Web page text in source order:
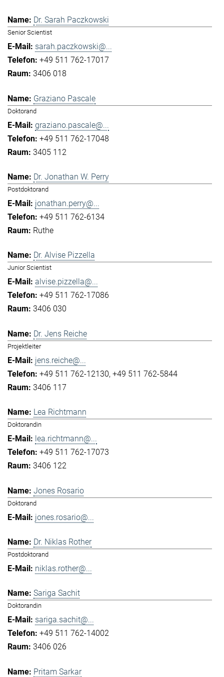
Dr. Sarah Paczkowski
Senior Scientist
sarah.paczkowski@...
+49 511 762-17017
3406 018
Graziano Pascale
Doktorand
graziano.pascale@...
+49 511 762-17048
3405 112
Dr. Jonathan W. Perry
Postdoktorand
jonathan.perry@...
+49 511 762-6134
Ruthe
Dr. Alvise Pizzella
Junior Scientist
alvise.pizzella@...
+49 511 762-17086
3406 030
Dr. Jens Reiche
Projektleiter
jens.reiche@...
+49 511 762-12130 +49 511 762-5844
3406 117
Lea Richtmann
Doktorandin
lea.richtmann@...
+49 511 762-17073
3406 122
Jones Rosario
Doktorand
jones.rosario@...
Dr. Niklas Rother
Postdoktorand
niklas.rother@...
Sariga Sachit
Doktorandin
sariga.sachit@...
+49 511 762-14002
3406 026
Pritam Sarkar